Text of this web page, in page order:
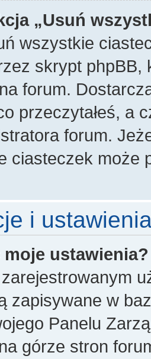
„Usuń
wszystkie
skrypt
forum.
przeczytałeś, a
forum.
ciasteczek może
i
ustawienia?
zapisywane w
Panelu
górze stron